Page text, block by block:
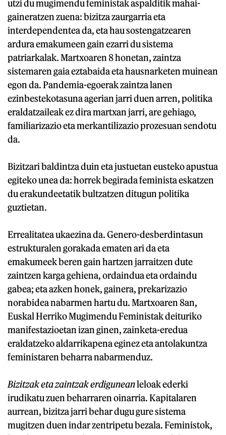
utzi du mugimendu feministak aspalditik mahai-
gaineratzen zuena: bizitza zaurgarria eta
interdependentea da, eta hau sostengatzearen
ardura emakumeen gain ezarri du sistema
patriarkalak. Martxoaren 8 honetan, zaintza
sistemaren gaia eztabaida eta hausnarketen muinean
egon da. Pandemia-egoerak zaintza lanen
ezinbestekotasuna agerian jarri duen arren, politika
eraldatzaileak ez dira martxan jarri, are gehiago,
familiarizazio eta merkantilizazio prozesuan sendotu
da.
Bizitzari baldintza duin eta justuetan eusteko apustua
egiteko unea da: horrek begirada feminista eskatzen
du erakundeetatik bultzatzen ditugun politika
guztietan.
Errealitatea ukaezina da. Genero-desberdintasun
estrukturalen gorakada ematen ari da eta
emakumeek beren gain hartzen jarraitzen dute
zaintzen karga gehiena, ordaindua eta ordaindu
gabea; eta azken honek, gainera, prekarizazio
norabidea nabarmen hartu du. Martxoaren 8an,
Euskal Herriko Mugimendu Feministak deituriko
manifestazioetan izan ginen, zainketa-eredua
eraldatzeko aldarrikapena eginez eta antolakuntza
feministaren beharra nabarmenduz.
Bizitzak eta zaintzak erdiguneanleloak ederki
irudikatu zuen beharraren oinarria. Kapitalaren
aurrean, bizitza jarri behar dugu gure sistema
mugitzen duen indar zentripetu bezala. Feministok,